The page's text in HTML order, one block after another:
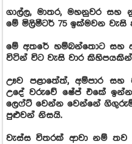
ගාල්ල, මාතර, මහනුවර සහ
මේ මිලිමීටර් 75 ඉක්මවන
මේ අතරේ හම්බන්තොට සහ
විටින් විට වැසි වාර
ඌව පළාතේත්, අම්පාර
උදේ වරුවේ ෂේප් එකේ
ලෙෆ්ට් වෙන්න වෙන්නේ
පුළුවන් නිසයි.
වැස්ස විතරක් ආවා නම්